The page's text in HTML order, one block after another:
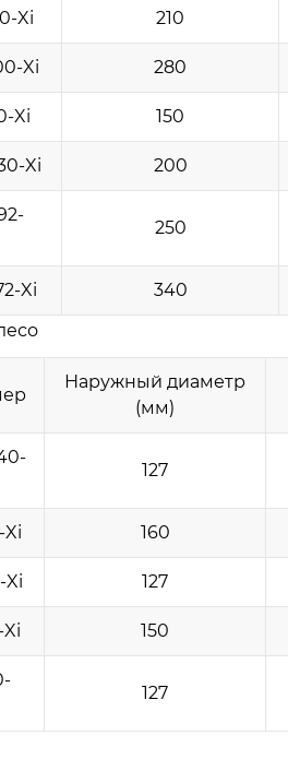
Xi 210
Xi 280
Xi 150
Xi 200
250
Xi 340
Наружный диаметр
(мм)
127
Xi 160
Xi 127
Xi 150
127